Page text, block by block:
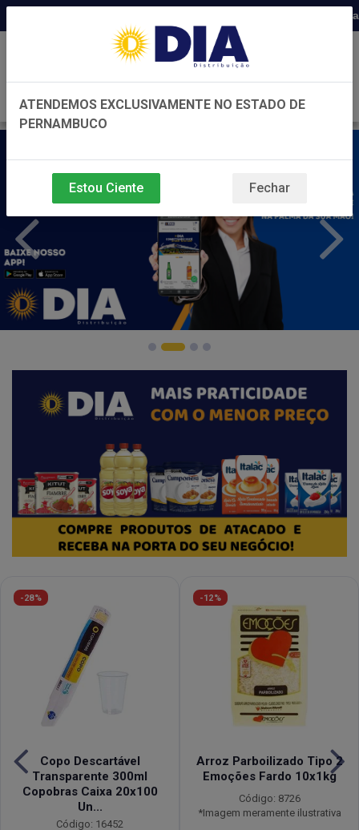
Distribuidora há 22 anos em
-28%
Copo Descartável
Transparente 300ml
Copobras Caixa 20x100
Un...
Código: 16452
-12%
Arroz Parboilizado Tipo 2
Emoções Fardo 10x1kg
Código: 8726
*Imagem meramente ilustrativa
ATENDEMOS EXCLUSIVAMENTE NO ESTADO DE
PERNAMBUCO
Estou Ciente Fechar